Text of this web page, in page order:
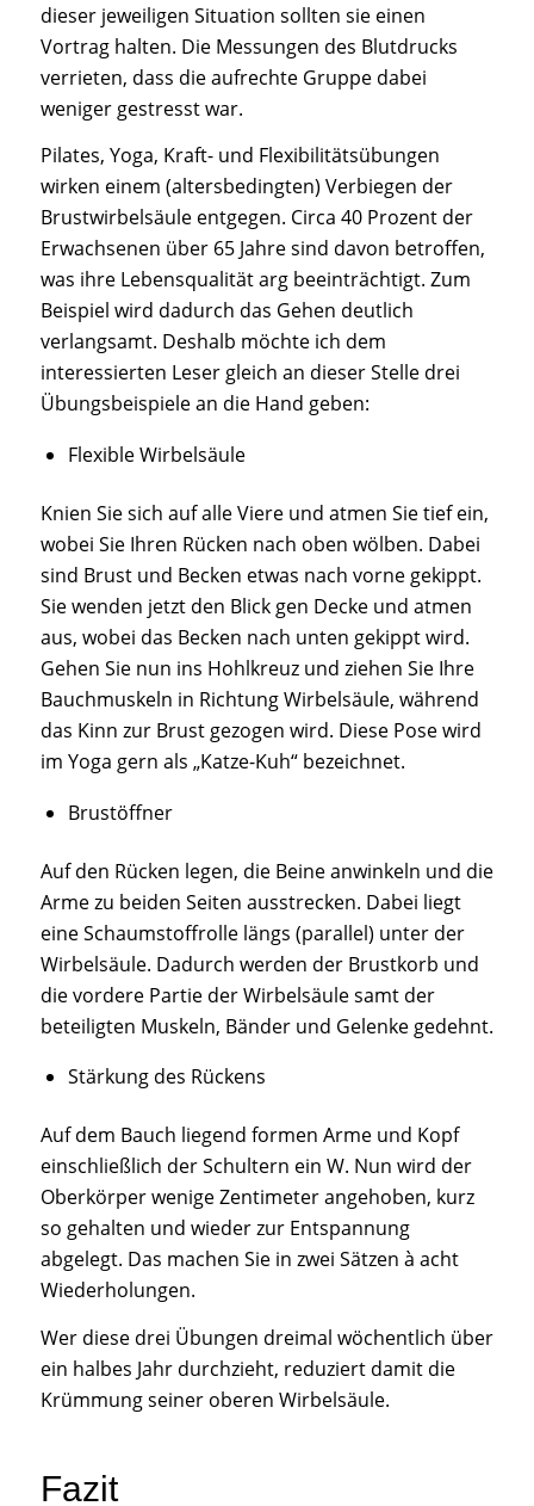
dieser jeweiligen Situation sollten sie einen
Vortrag halten. Die Messungen des Blutdrucks
verrieten, dass die aufrechte Gruppe dabei
weniger gestresst war.
Pilates, Yoga, Kraft- und Flexibilitätsübungen
wirken einem (altersbedingten) Verbiegen der
Brustwirbelsäule entgegen. Circa 40 Prozent der
Erwachsenen über 65 Jahre sind davon betroffen,
was ihre Lebensqualität arg beeinträchtigt. Zum
Beispiel wird dadurch das Gehen deutlich
verlangsamt. Deshalb möchte ich dem
interessierten Leser gleich an dieser Stelle drei
Übungsbeispiele an die Hand geben:
Flexible Wirbelsäule
Knien Sie sich auf alle Viere und atmen Sie tief ein,
wobei Sie Ihren Rücken nach oben wölben. Dabei
sind Brust und Becken etwas nach vorne gekippt.
Sie wenden jetzt den Blick gen Decke und atmen
aus, wobei das Becken nach unten gekippt wird.
Gehen Sie nun ins Hohlkreuz und ziehen Sie Ihre
Bauchmuskeln in Richtung Wirbelsäule, während
das Kinn zur Brust gezogen wird. Diese Pose wird
im Yoga gern als „Katze-Kuh“ bezeichnet.
Brustöffner
Auf den Rücken legen, die Beine anwinkeln und die
Arme zu beiden Seiten ausstrecken. Dabei liegt
eine Schaumstoffrolle längs (parallel) unter der
Wirbelsäule. Dadurch werden der Brustkorb und
die vordere Partie der Wirbelsäule samt der
beteiligten Muskeln, Bänder und Gelenke gedehnt.
Stärkung des Rückens
Auf dem Bauch liegend formen Arme und Kopf
einschließlich der Schultern ein W. Nun wird der
Oberkörper wenige Zentimeter angehoben, kurz
so gehalten und wieder zur Entspannung
abgelegt. Das machen Sie in zwei Sätzen à acht
Wiederholungen.
Wer diese drei Übungen dreimal wöchentlich über
ein halbes Jahr durchzieht, reduziert damit die
Krümmung seiner oberen Wirbelsäule.
Fazit